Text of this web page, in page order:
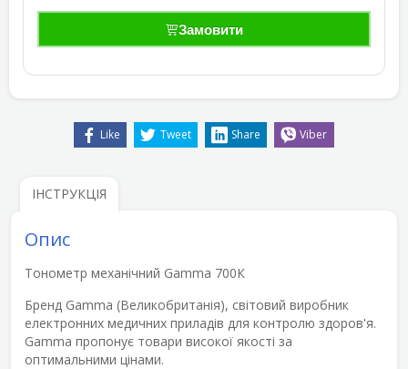
Замовити
Like Tweet Share Viber
ІНСТРУКЦІЯ
Опис
Тонометр механічний Gamma 700К
Бренд Gamma (Великобританія), світовий виробник
електронних медичних приладів для контролю здоров'я.
Gamma пропонує товари високої якості за
оптимальними цінами.